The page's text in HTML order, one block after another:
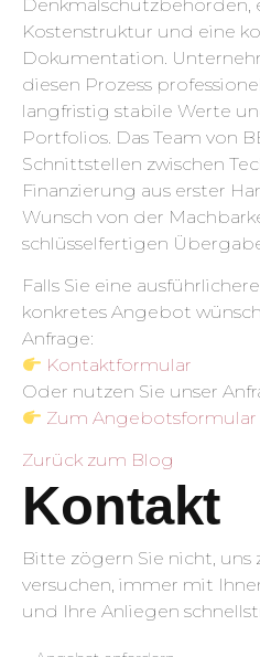
Denkmalschutzbehörden,
Kostenstruktur und eine
Dokumentation.
diesen Prozess
langfristig stabile Werte
Portfolios. Das Team von
Schnittstellen zwischen
Finanzierung aus erster
Wunsch von der
schlüsselfertigen
Falls Sie eine
konkretes Angebot
Anfrage:
Kontaktformular
Oder nutzen Sie unser
Zum Angebotsformular
Zurück zum Blog
Kontakt
Bitte zögern Sie nicht, uns
versuchen, immer mit
und Ihre Anliegen